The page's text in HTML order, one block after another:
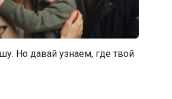
Но давай узнаем, где твой